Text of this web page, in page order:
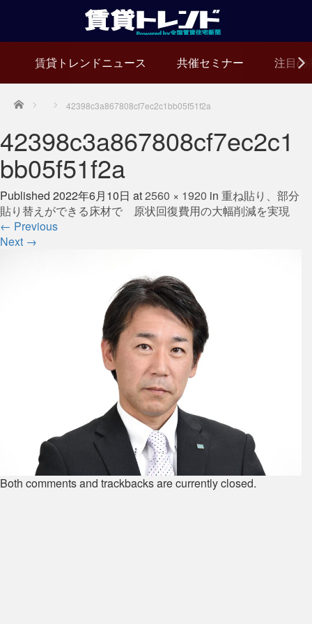
賃貸トレンドニュース 共催セミナー 注目の
Home 42398c3a867808cf7ec2c1bb05f51f2a
42398c3a867808cf7ec2c1
bb05f51f2a
Published 2022年6月10日 at2560 × 1920 in 重ね貼り、部分
貼り替えができる床材で 原状回復費用の大幅削減を実現
← Previous
Next →
Both comments and trackbacks are currently closed.